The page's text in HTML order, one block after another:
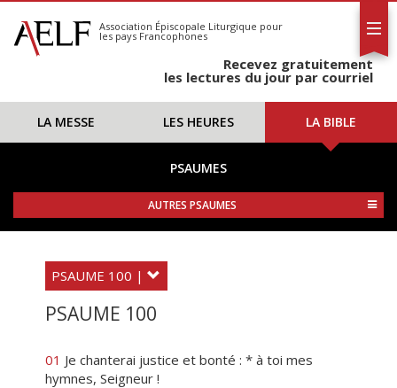
S'abonner
Calendrier
Association Épiscopale Liturgique pour
les pays Francophones
Recevez gratuitement
les lectures du jour par courriel
LA MESSE LES HEURES LA BIBLE
PSAUMES
AUTRES PSAUMES
PSAUME 100 |
PSAUME 100
01 Je chanterai justice et bonté : * à toi mes
hymnes, Seigneur !